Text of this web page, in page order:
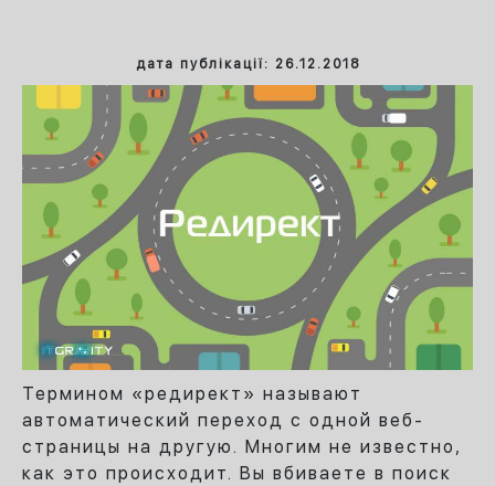
дата публікації: 26.12.2018
Термином «редирект» называют
автоматический переход с одной веб-
страницы на другую. Многим не известно,
как это происходит. Вы вбиваете в поиск